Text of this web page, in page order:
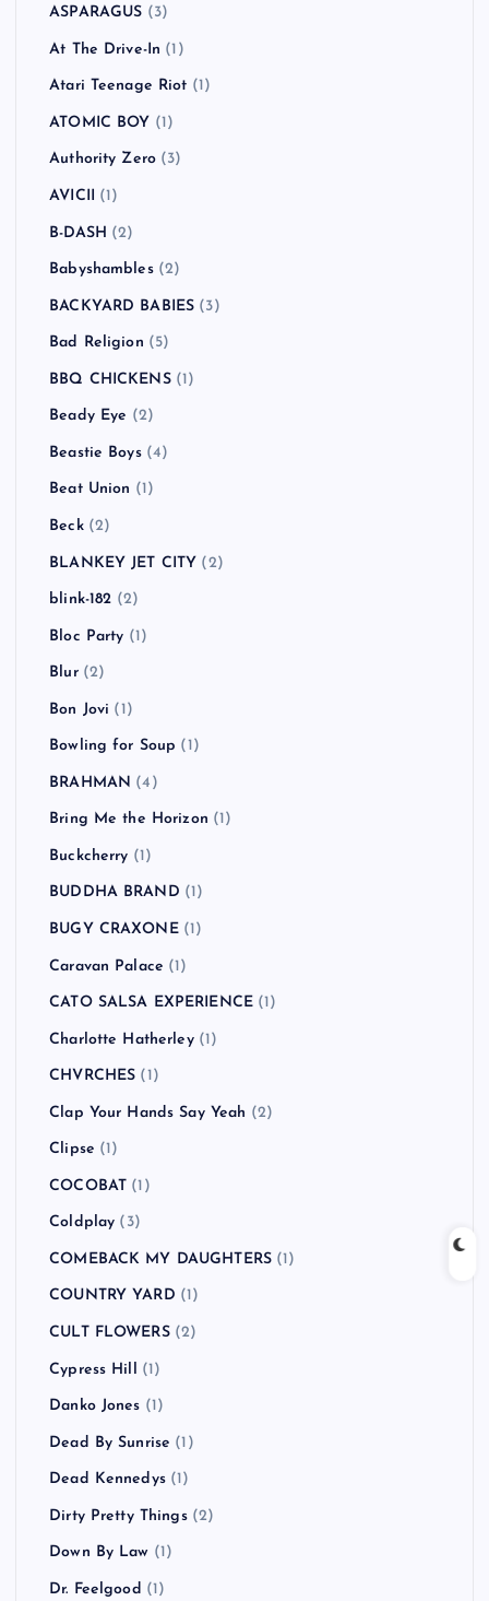
ASPARAGUS (3)
At The Drive-In (1)
Atari Teenage Riot (1)
ATOMIC BOY (1)
Authority Zero (3)
AVICII (1)
B-DASH (2)
Babyshambles(2)
BACKYARD BABIES (3)
Bad Religion (5)
BBQ CHICKENS(1)
Beady Eye (2)
Beastie Boys(4)
Beat Union (1)
Beck(2)
BLANKEY JET CITY (2)
blink-182 (2)
Bloc Party (1)
Blur(2)
Bon Jovi (1)
Bowling for Soup (1)
BRAHMAN (4)
Bring Me the Horizon (1)
Buckcherry (1)
BUDDHA BRAND (1)
BUGY CRAXONE(1)
Caravan Palace (1)
CATO SALSA EXPERIENCE (1)
Charlotte Hatherley(1)
CHVRCHES (1)
Clap Your Hands Say Yeah (2)
Clipse (1)
COCOBAT (1)
Coldplay (3)
COMEBACK MY DAUGHTERS (1)
COUNTRY YARD (1)
CULT FLOWERS(2)
Cypress Hill (1)
Danko Jones (1)
Dead By Sunrise (1)
Dead Kennedys(1)
Dirty Pretty Things(2)
Down By Law (1)
Dr. Feelgood (1)